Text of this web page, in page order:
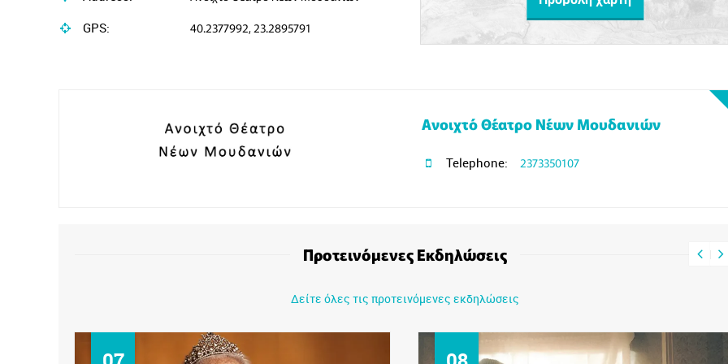
GPS:
40.2377992, 23.2895791
Ανοιχτό Θέατρο Νέων Μουδανιών
Telephone: 2373350107
Προτεινόμενες Εκδηλώσεις
Δείτε όλες τις προτεινόμενες εκδηλώσεις